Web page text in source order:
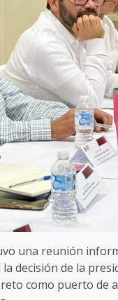
una reunión
decisión de la
como puerto de